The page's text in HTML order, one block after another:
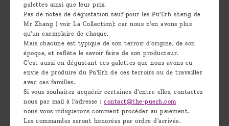
galettes ainsi que leur prix.
Pas de notes de dégustation sauf pour les Pu'Erh sheng de
Mr Zhang ( voir La Collection): car nous n'en avons plus
qu'un exemplaire de chaque.
Mais chacune est typique de son terroir d'origine, de son
époque, et reflète le savoir faire de son producteur.
C'est aussi en dégustant ces galettes que nous avons eu
envie de produire du Pu'Erh de ces terroirs ou de travailler
avec ces familles.
Si vous souhaitez acquérir certaines d'entre elles, contactez
nous par mail à l'adresse : contact@the-puerh.com
nous vous indiquerons comment procéder au paiement.
Les commandes seront honorées par ordre d'arrivée.